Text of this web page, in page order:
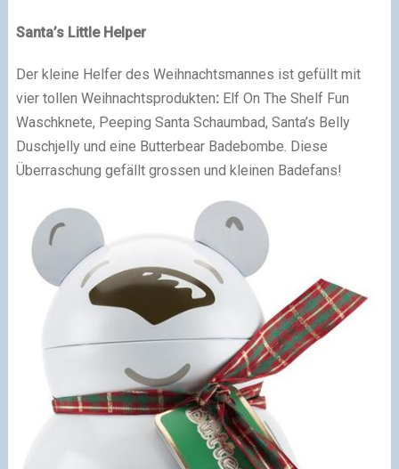
Santa’s Little Helper
Der kleine Helfer des Weihnachtsmannes ist gefüllt mit
vier tollen Weihnachtsprodukten: Elf On The Shelf Fun
Waschknete, Peeping Santa Schaumbad, Santa’s Belly
Duschjelly und eine Butterbear Badebombe. Diese
Überraschung gefällt grossen und kleinen Badefans!